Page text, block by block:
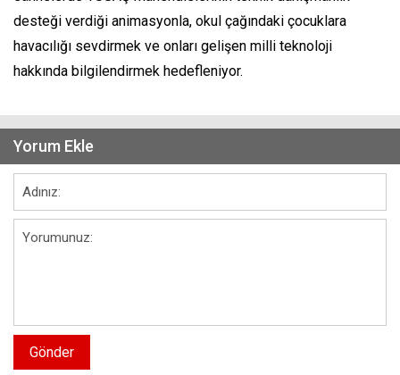
desteği verdiği animasyonla, okul çağındaki çocuklara
havacılığı sevdirmek ve onları gelişen milli teknoloji
hakkında bilgilendirmek hedefleniyor.
Yorum Ekle
Gönder